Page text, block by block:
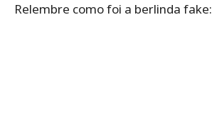
Relembre como foi a berlinda fake: